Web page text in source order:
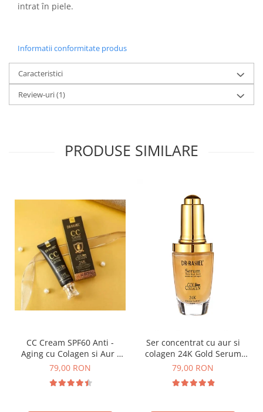
intrat în piele.
Informatii conformitate produs
Caracteristici
Review-uri(1)
PRODUSE SIMILARE
CC Cream SPF60 Anti -
Aging cu Colagen si Aur -
Dr. Rashel 24K Gold Make-
79,00 RON
Ser concentrat cu aur si
colagen 24K Gold Serum
With Real Gold Atoms &
79,00 RON